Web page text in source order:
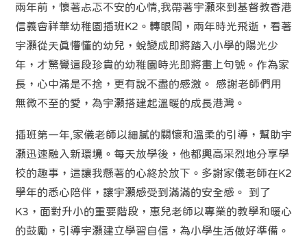
兩年前，懷著忐忑不安的心情,我帶著宇灝來到基督教香港
信義會祥華幼稚園插班K2。轉眼間，兩年時光飛逝，看著
宇灝從天真懵懂的幼兒，蛻變成即將踏入小學的陽光少
年，才驚覺這段珍貴的幼稚園時光即將畫上句號。作為家
長，心中滿是不捨，更有說不盡的感激。 感謝老師們用
無微不至的愛，為宇灝搭建起溫暖的成長港灣。
插班第一年,家儀老師以細膩的關懷和溫柔的引導，幫助宇
灝迅速融入新環境。每天放學後，他都興高采烈地分享學
校的趣事，這讓我懸著的心終於放下。多謝家儀老師在K2
學年的悉心陪伴，讓宇灝感受到滿滿的安全感。 到了
K3，面對升小的重要階段，惠兒老師以專業的教學和暖心
的鼓勵，引導宇灝建立學習自信，為小學生活做好準備。